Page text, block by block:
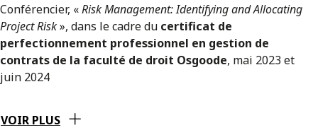
Conférencier, «Risk Management: Identifying and Allocating
Project Risk», dans le cadre du certificat de
perfectionnement professionnel en gestion de
contrats de la faculté de droit Osgoode, mai 2023 et
juin 2024
VOIR PLUS